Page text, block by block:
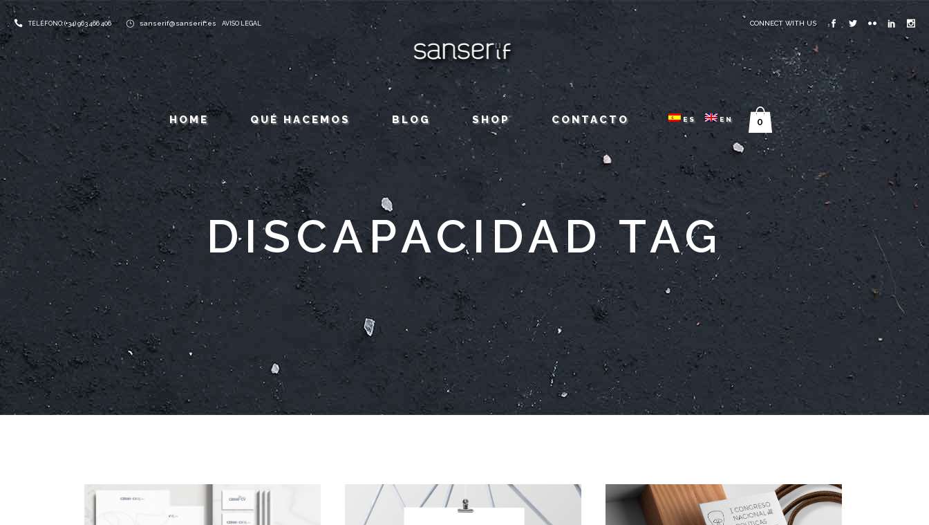
TELÉFONO: (+34) 963 466 406 sanserif@sanserif.es AVISO LEGAL CONNECT WITH US
HOME QUÉ HACEMOS BLOG SHOP CONTACTO ES EN 0
DISCAPACIDAD TAG